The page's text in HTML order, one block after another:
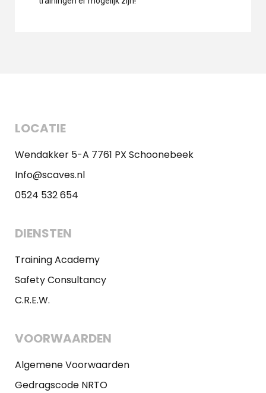
LOCATIE
Wendakker 5-A 7761 PX Schoonebeek
Info@scaves.nl
0524 532 654
DIENSTEN
Training Academy
Safety Consultancy
C.R.E.W.
VOORWAARDEN
Algemene Voorwaarden
Gedragscode NRTO